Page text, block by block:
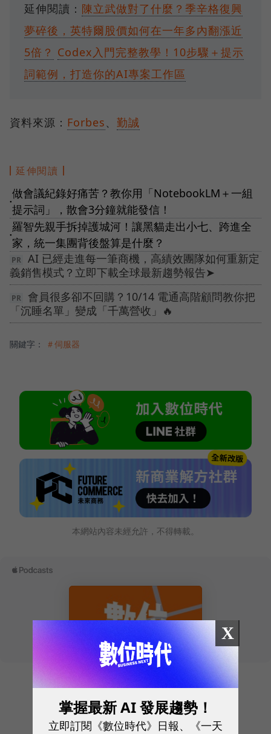
延伸閱讀： 陳立武做對了什麼？季辛格復興
夢碎後，英特爾股價如何在一年多內翻漲近
5倍？ Codex入門完整教學！10步驟＋提示
詞範例，打造你的AI專案工作區
資料來源： Forbes 勤誠
延伸閱讀
●
做會議紀錄好痛苦？教你用「NotebookLM＋一組
提示詞」，散會3分鐘就能發信！
●
羅智先親手拆掉護城河！讓黑貓走出小七、跨進全
家，統一集團背後盤算是什麼？
AI 已經走進每一筆商機，高績效團隊如何重新定
義銷售模式？立即下載全球最新趨勢報告➤
會員很多卻不回購？10/14 電通高階顧問教你把
「沉睡名單」變成「千萬營收」🔥
關鍵字： ＃伺服器
本網站內容未經允許，不得轉載。
X
掌握最新 AI 發展趨勢！
立即訂閱《數位時代》日報、《一天